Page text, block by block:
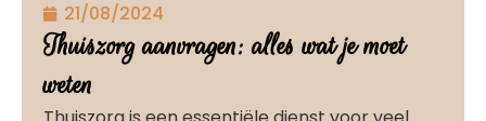
21/08/2024
Thuiszorg aanvragen: alles wat je moet
weten